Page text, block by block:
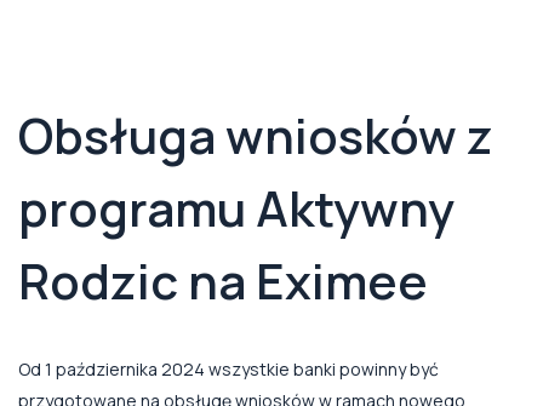
Obsługa wniosków z
programu Aktywny
Rodzic na Eximee
Od 1 października 2024 wszystkie banki powinny być
przygotowane na obsługę wniosków w ramach nowego